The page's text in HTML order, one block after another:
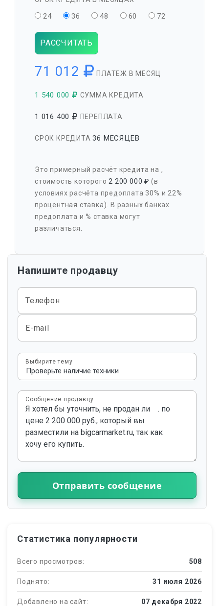
24 36 48 60 72
РАССЧИТАТЬ
71 012 ПЛАТЕЖ В МЕСЯЦ
1 540 000 СУММА КРЕДИТА
1 016 400 ПЕРЕПЛАТА
СРОК КРЕДИТА36 МЕСЯЦЕВ
Это примерный расчёт кредита на ,
стоимость которого 2 200 000 ₽ (в
условиях расчёта предоплата 30% и 22%
процентная ставка). В разных банках
предоплата и % ставка могут
различаться.
Напишите продавцу
Телефон
E-mail
Выбирите тему
Сообщение продавцу
Отправить сообщение
Статистика популярности
Всего просмотров: 508
Поднято: 31 июля 2026
Добавлено на сайт: 07 декабря 2022